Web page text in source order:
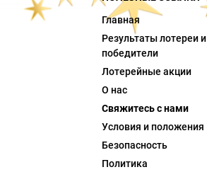
Главная
Результаты лотереи и
победители
Лотерейные акции
О нас
Свяжитесь с нами
Условия и положения
Безопасность
Политика